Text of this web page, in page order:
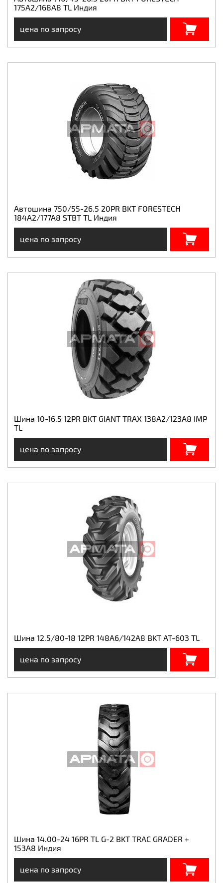
175A2/168A8 TL Индия
цена по запросу
Автошина 750/55-26.5 20PR BKT FORESTECH
184A2/177A8 STBT TL Индия
цена по запросу
Шина 10-16.5 12PR BKT GIANT TRAX 138A2/123A8 IMP
TL
цена по запросу
Шина 12.5/80-18 12PR 148A6/142A8 BKT AT-603 TL
цена по запросу
Шина 14.00-24 16PR TL G-2 BKT TRAC GRADER +
153A8 Индия
цена по запросу